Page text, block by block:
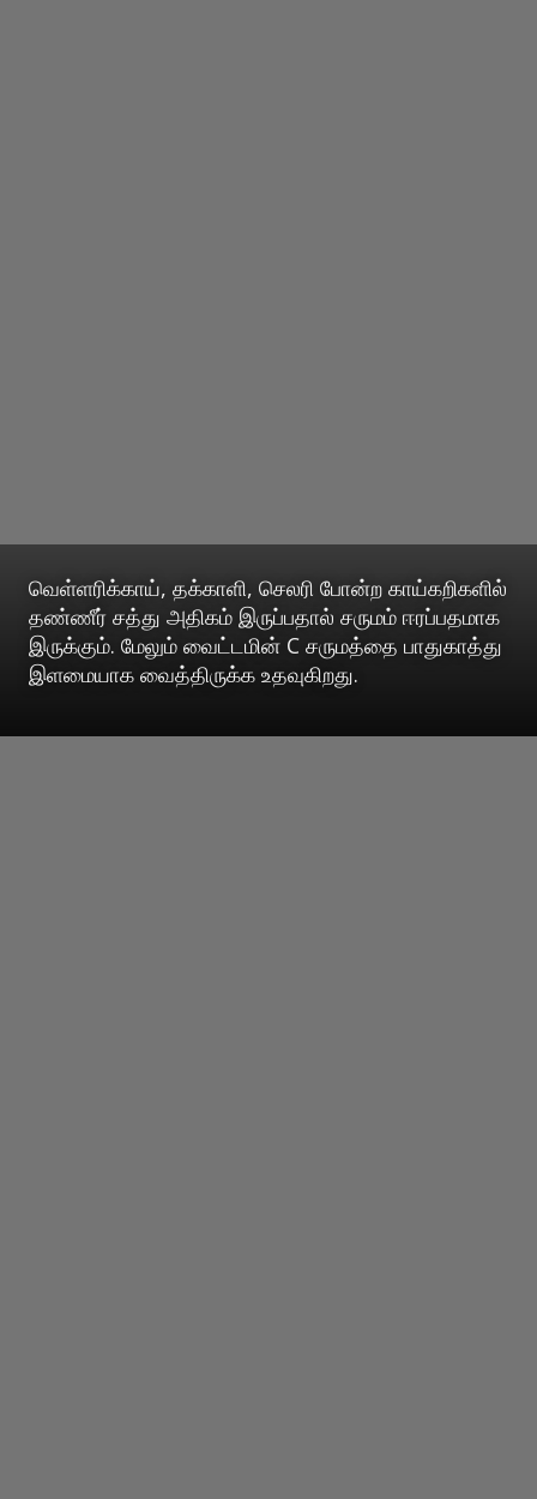
வெள்ளரிக்காய், தக்காளி, செலரி போன்ற காய்கறிகளில்
தண்ணீர் சத்து அதிகம் இருப்பதால் சருமம் ஈரப்பதமாக
இருக்கும். மேலும் வைட்டமின் C சருமத்தை பாதுகாத்து
இளமையாக வைத்திருக்க உதவுகிறது.